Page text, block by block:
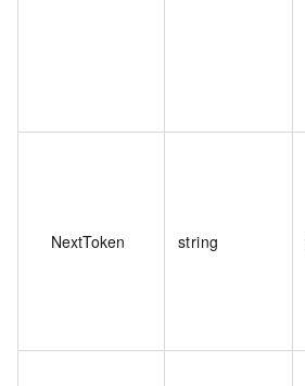
NextToken string